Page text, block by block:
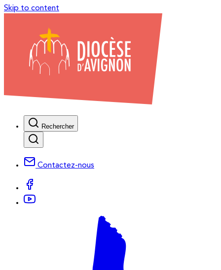
Skip to content
Rechercher
Contactez-nous